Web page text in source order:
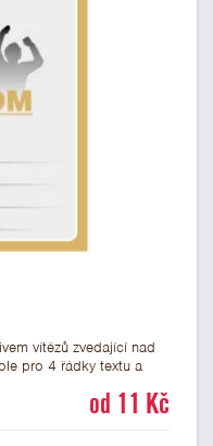
vítězů zvedající nad
pro 4 řádky textu a
je vhodný prood 11 Kč